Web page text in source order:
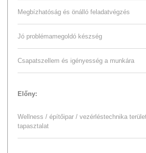
Megbízhatóság és önálló feladatvégzés
Jó problémamegoldó készség
Csapatszellem és igényesség a munkára
Előny:
Wellness / építőipar / vezérléstechnika
tapasztalat